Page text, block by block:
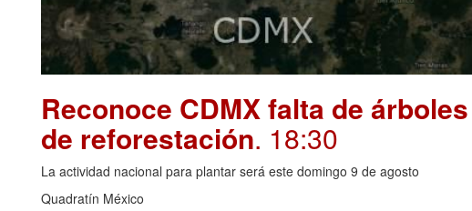
Reconoce CDMX falta de
de reforestación. 18:30
La actividad nacional para plantar será este domingo 9 de agosto
Quadratín México